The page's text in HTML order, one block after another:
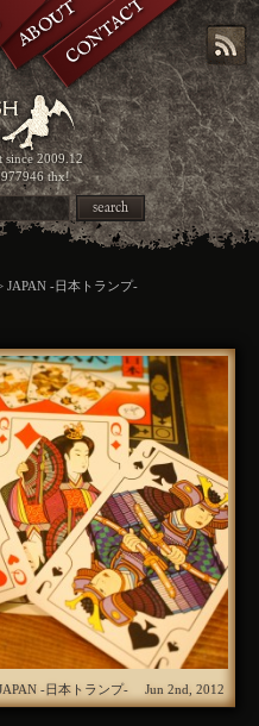
since 2009.12
thx!
ABOUTCONTACT
search
JAPAN -日本トランプ-
-日本トランプ- Jun 2nd, 2012